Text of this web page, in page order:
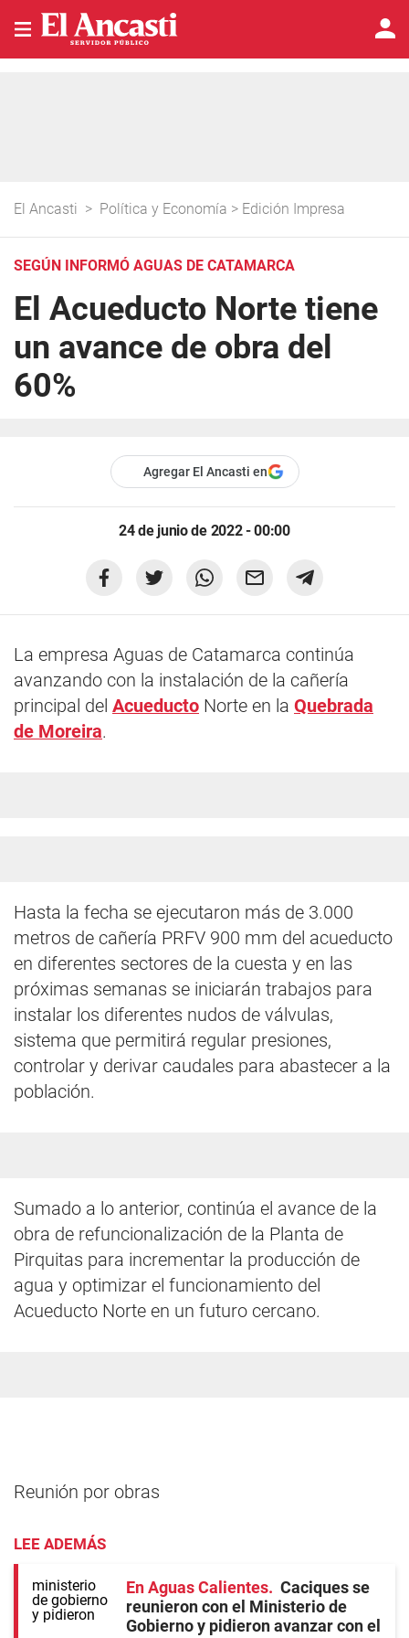
El Ancasti > Política y Economía > Edición Impresa
SEGÚN INFORMÓ AGUAS DE CATAMARCA
El Acueducto Norte tiene
un avance de obra del
60%
Agregar El Ancasti en
24 de junio de 2022 - 00:00
La empresa Aguas de Catamarca continúa
avanzando con la instalación de la cañería
principal del Acueducto Norte en la Quebrada
de Moreira.
Hasta la fecha se ejecutaron más de 3.000
metros de cañería PRFV 900 mm del acueducto
en diferentes sectores de la cuesta y en las
próximas semanas se iniciarán trabajos para
instalar los diferentes nudos de válvulas,
sistema que permitirá regular presiones,
controlar y derivar caudales para abastecer a la
población.
Sumado a lo anterior, continúa el avance de la
obra de refuncionalización de la Planta de
Pirquitas para incrementar la producción de
agua y optimizar el funcionamiento del
Acueducto Norte en un futuro cercano.
Reunión por obras
LEE ADEMÁS
En Aguas Calientes
Caciques se
reunieron con el Ministerio de
Gobierno y pidieron avanzar con el